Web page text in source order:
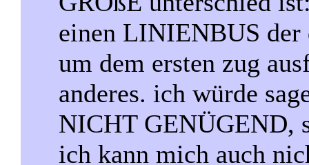
einen LINIENBUS der
um dem ersten zug
anderes. ich würde
NICHT GENÜGEND,
ich kann mich auch